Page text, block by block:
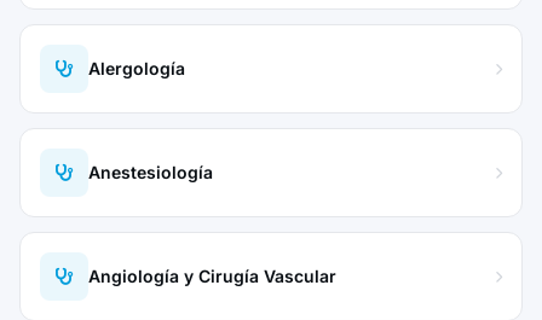
Alergología
Anestesiología
Angiología y Cirugía Vascular